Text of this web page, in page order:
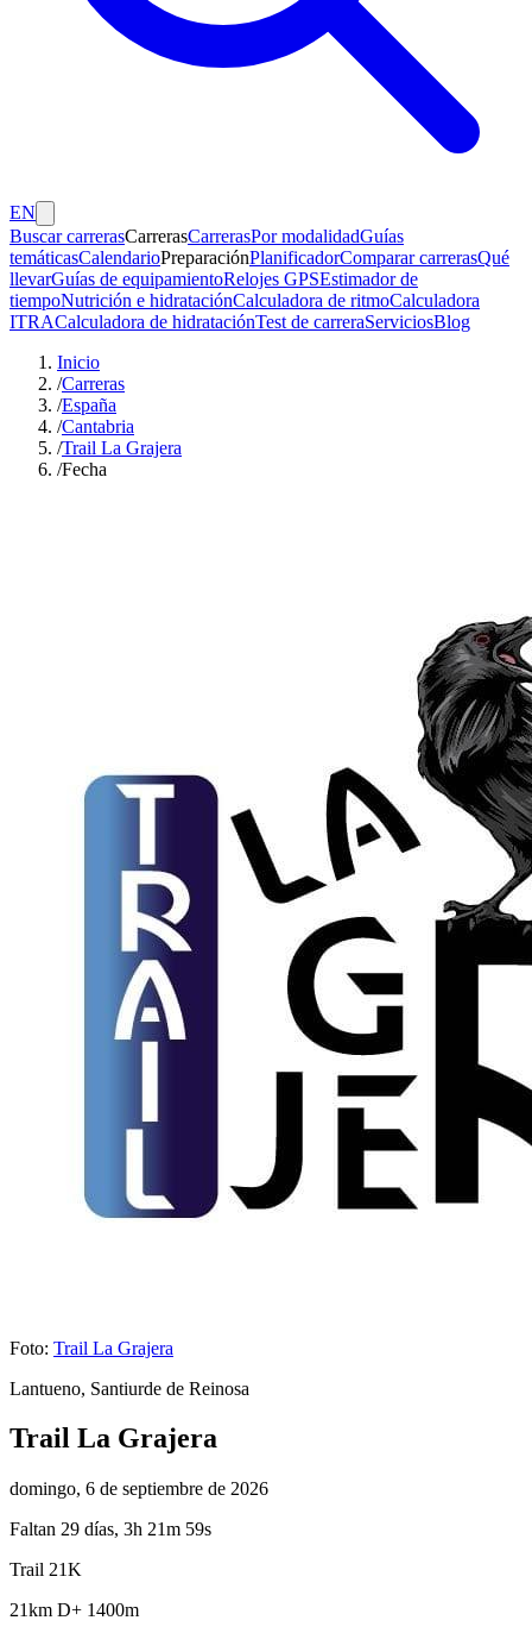
EN
Buscar carrerasCarrerasCarrerasPor modalidadGuías
temáticasCalendarioPreparaciónPlanificadorComparar carrerasQué
llevarGuías de equipamientoRelojes GPSEstimador de
tiempoNutrición e hidrataciónCalculadora de ritmoCalculadora
ITRACalculadora de hidrataciónTest de carreraServiciosBlog
Inicio
/Carreras
/España
/Cantabria
/Trail La Grajera
/Fecha
Foto: Trail La Grajera
Lantueno, Santiurde de Reinosa
Trail La Grajera
domingo, 6 de septiembre de 2026
Faltan 29 días, 3h 21m 58s
Trail 21K
21km D+ 1400m